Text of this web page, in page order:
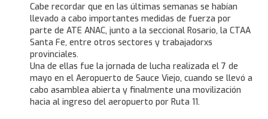
Cabe recordar que en las últimas semanas se habían
llevado a cabo importantes medidas de fuerza por
parte de ATE ANAC, junto a la seccional Rosario, la CTAA
Santa Fe, entre otros sectores y trabajadorxs
provinciales.
Una de ellas fue la jornada de lucha realizada el 7 de
mayo en el Aeropuerto de Sauce Viejo, cuando se llevó a
cabo asamblea abierta y finalmente una movilización
hacia al ingreso del aeropuerto por Ruta 11.